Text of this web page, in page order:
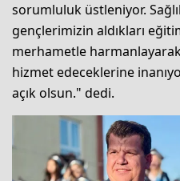
sorumluluk üstleniyor.
gençlerimizin aldıkları
merhametle
hizmet edeceklerine
açık olsun." dedi.